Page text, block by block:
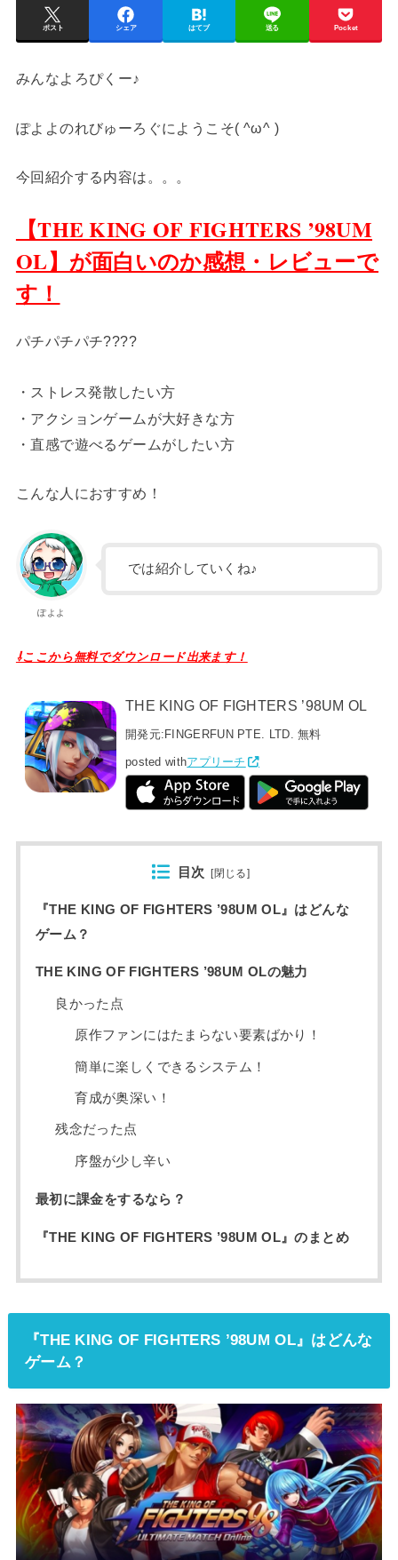
ポスト シェア はてブ 送る Pocket
みんなよろぴくー♪
ぽよよのれびゅーろぐにようこそ( ^ω^ )
今回紹介する内容は。。。
【THE KING OF FIGHTERS ’98UM
OL】が面白いのか感想・レビューで
す！
パチパチパチ????
・ストレス発散したい方
・アクションゲームが大好きな方
・直感で遊べるゲームがしたい方
こんな人におすすめ！
ぽよよ
では紹介していくね♪
⇩ここから無料でダウンロード出来ます！
THE KING OF FIGHTERS ’98UM OL
開発元: FINGERFUN PTE. LTD. 無料
posted withアプリーチ
目次 [閉じる]
『THE KING OF FIGHTERS ’98UM OL』はどんな
ゲーム？
THE KING OF FIGHTERS ’98UM OLの魅力
良かった点
原作ファンにはたまらない要素ばかり！
簡単に楽しくできるシステム！
育成が奥深い！
残念だった点
序盤が少し辛い
最初に課金をするなら？
『THE KING OF FIGHTERS ’98UM OL』のまとめ
『THE KING OF FIGHTERS ’98UM OL』はどんな
ゲーム？